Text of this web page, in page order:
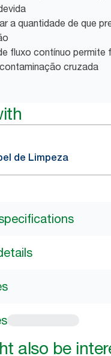
a quantidade de que
fluxo contínuo permite
cruzada
de Limpeza
also be